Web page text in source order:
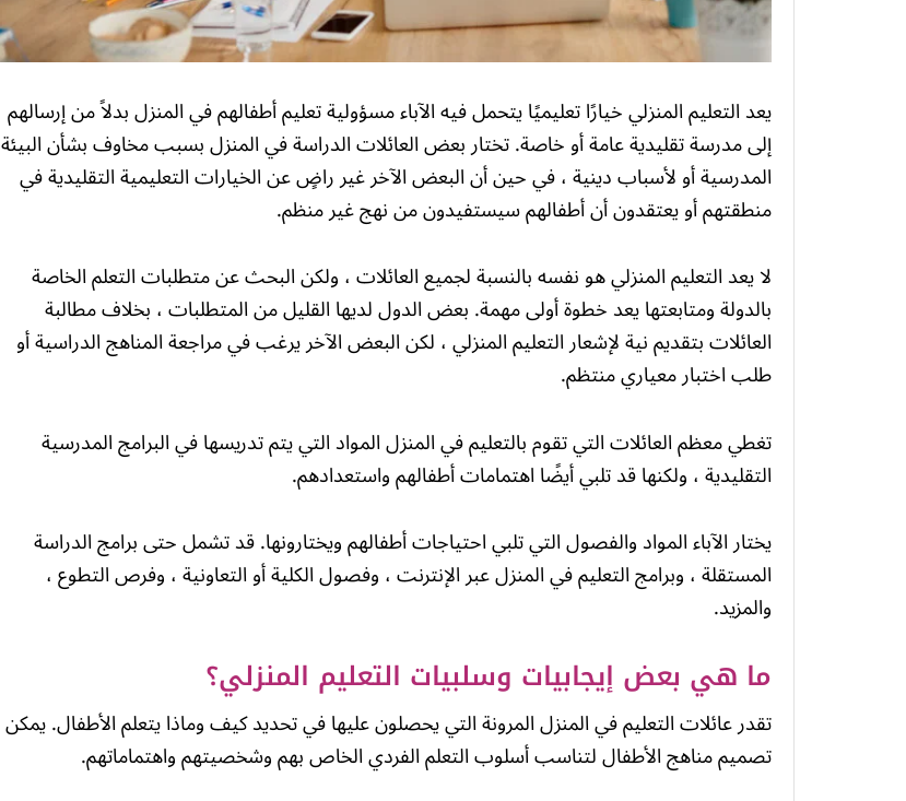
يعد التعليم المنزلي خيارًا تعليميًا يتحمل فيه الآباء مسؤولية تعليم أطفالهم في المنزل بدلاً من إرسالهم
إلى مدرسة تقليدية عامة أو خاصة. تختار بعض العائلات الدراسة في المنزل بسبب مخاوف بشأن البيئة
المدرسية أو لأسباب دينية ، في حين أن البعض الآخر غير راضٍ عن الخيارات التعليمية التقليدية في
منطقتهم أو يعتقدون أن أطفالهم سيستفيدون من نهج غير منظم.
لا يعد التعليم المنزلي هو نفسه بالنسبة لجميع العائلات ، ولكن البحث عن متطلبات التعلم الخاصة
بالدولة ومتابعتها يعد خطوة أولى مهمة. بعض الدول لديها القليل من المتطلبات ، بخلاف مطالبة
العائلات بتقديم نية لإشعار التعليم المنزلي ، لكن البعض الآخر يرغب في مراجعة المناهج الدراسية أو
طلب اختبار معياري منتظم.
تغطي معظم العائلات التي تقوم بالتعليم في المنزل المواد التي يتم تدريسها في البرامج المدرسية
التقليدية ، ولكنها قد تلبي أيضًا اهتمامات أطفالهم واستعدادهم.
يختار الآباء المواد والفصول التي تلبي احتياجات أطفالهم ويختارونها. قد تشمل حتى برامج الدراسة
المستقلة ، وبرامج التعليم في المنزل عبر الإنترنت ، وفصول الكلية أو التعاونية ، وفرص التطوع ،
والمزيد.
ما هي بعض إيجابيات وسلبيات التعليم المنزلي؟
تقدر عائلات التعليم في المنزل المرونة التي يحصلون عليها في تحديد كيف وماذا يتعلم الأطفال. يمكن
تصميم مناهج الأطفال لتناسب أسلوب التعلم الفردي الخاص بهم وشخصيتهم واهتماماتهم.